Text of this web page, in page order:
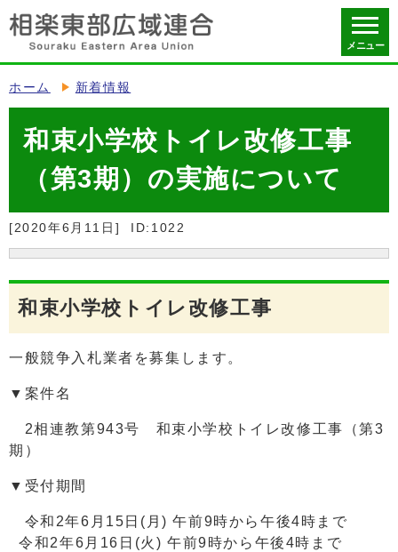
メニュー
ホーム 新着情報
和束小学校トイレ改修工事
（第3期）の実施について
[2020年6月11日] ID:1022
和束小学校トイレ改修工事
一般競争入札業者を募集します。
▼案件名
2相連教第943号 和束小学校トイレ改修工事（第3
期）
▼受付期間
令和2年6月15日(月) 午前9時から午後4時まで
令和2年6月16日(火) 午前9時から午後4時まで